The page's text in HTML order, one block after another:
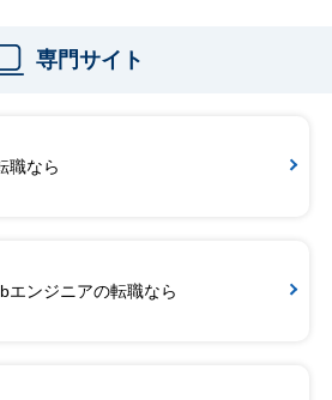
専門サイト
職なら
エンジニアの転職なら